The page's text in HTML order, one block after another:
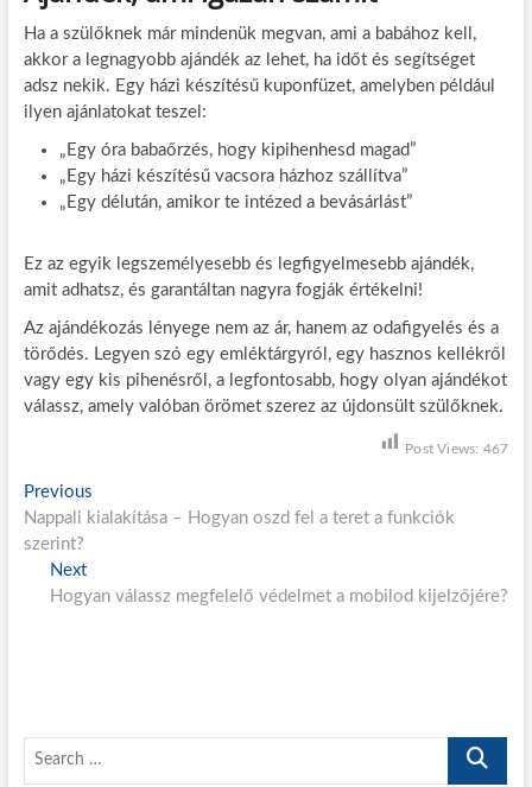
Ha a szülőknek már mindenük megvan, ami a babához kell,
akkor a legnagyobb ajándék az lehet, ha időt és segítséget
adsz nekik. Egy házi készítésű kuponfüzet, amelyben például
ilyen ajánlatokat teszel:
„Egy óra babaőrzés, hogy kipihenhesd magad”
„Egy házi készítésű vacsora házhoz szállítva”
„Egy délután, amikor te intézed a bevásárlást”
Ez az egyik legszemélyesebb és legfigyelmesebb ajándék,
amit adhatsz, és garantáltan nagyra fogják értékelni!
Az ajándékozás lényege nem az ár, hanem az odafigyelés és a
törődés. Legyen szó egy emléktárgyról, egy hasznos kellékről
vagy egy kis pihenésről, a legfontosabb, hogy olyan ajándékot
válassz, amely valóban örömet szerez az újdonsült szülőknek.
Post Views: 467
B
e
z
é
Previous
r
i
Nappali kialakítása – Hogyan oszd fel a teret a funkciók
szerint?
Next
e
Hogyan válassz megfelelő védelmet a mobilod kijelzőjére?